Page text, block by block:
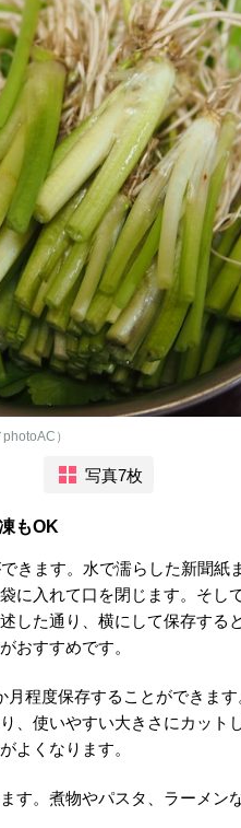
）
写真7枚
もOK
きます。水で濡らした新聞紙
に入れて口を閉じます。そし
した通り、横にして保存する
おすすめです。
程度保存することができま
、使いやすい大きさにカット
よくなります。
す。煮物やパスタ、ラーメン